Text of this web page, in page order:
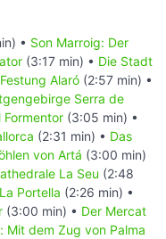
• Son Marroig: Der
(3:17 min) • Die Stadt
Alaró (2:57 min) •
Serra de
Formentor (3:05 min) •
(2:31 min) • Das
von Artá (3:00 min)
La Seu (2:48
La Portella (2:26 min) •
(3:00 min) • Der Mercat
Mit dem Zug von Palma